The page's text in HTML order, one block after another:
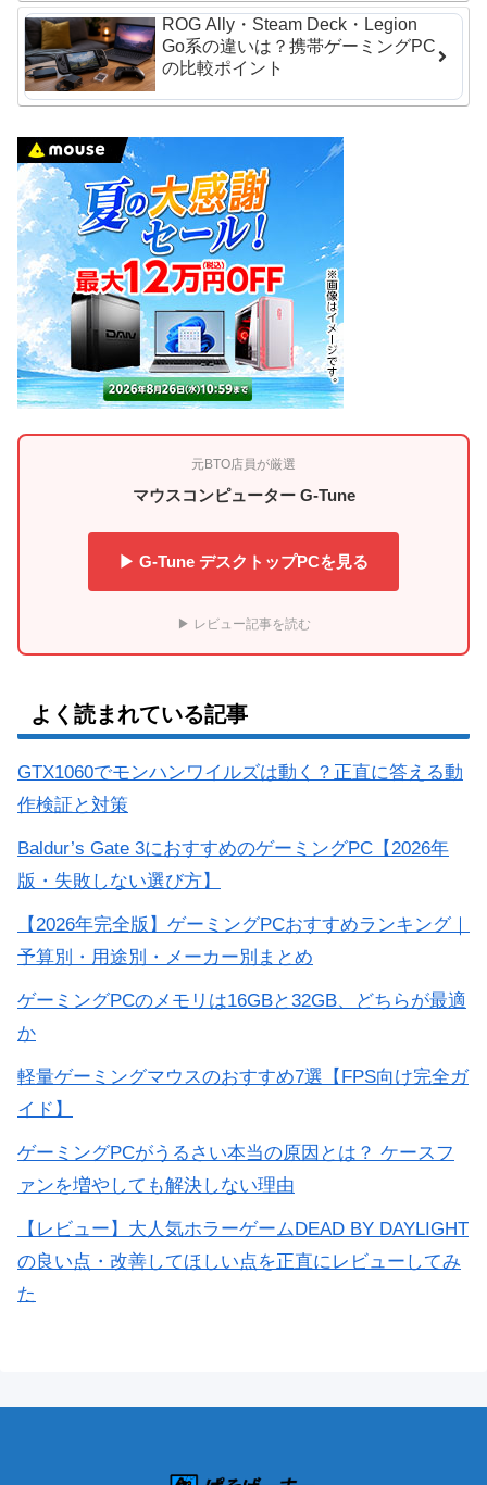
ROG Ally・Steam Deck・Legion
Go系の違いは？携帯ゲーミングPC
の比較ポイント
元BTO店員が厳選
マウスコンピューター G-Tune
▶ G-Tune デスクトップPCを見る
▶ レビュー記事を読む
よく読まれている記事
GTX1060でモンハンワイルズは動く？正直に答える動
作検証と対策
Baldur’s Gate 3におすすめのゲーミングPC【2026年
版・失敗しない選び方】
【2026年完全版】ゲーミングPCおすすめランキング｜
予算別・用途別・メーカー別まとめ
ゲーミングPCのメモリは16GBと32GB、どちらが最適
か
軽量ゲーミングマウスのおすすめ7選【FPS向け完全ガ
イド】
ゲーミングPCがうるさい本当の原因とは？ ケースフ
ァンを増やしても解決しない理由
【レビュー】大人気ホラーゲームDEAD BY DAYLIGHT
の良い点・改善してほしい点を正直にレビューしてみ
た